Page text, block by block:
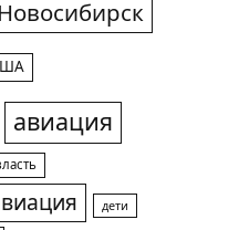
Новосибирск
авиация
дети